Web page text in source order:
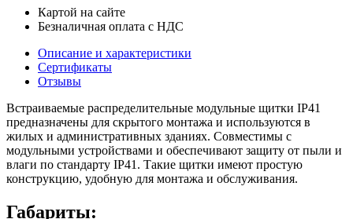
Картой на сайте
Безналичная оплата с НДС
Описание и характеристики
Сертификаты
Отзывы
Встраиваемые распределительные модульные щитки IP41
предназначены для скрытого монтажа и используются в
жилых и административных зданиях. Совместимы с
модульными устройствами и обеспечивают защиту от пыли и
влаги по стандарту IP41. Такие щитки имеют простую
конструкцию, удобную для монтажа и обслуживания.
Габариты: